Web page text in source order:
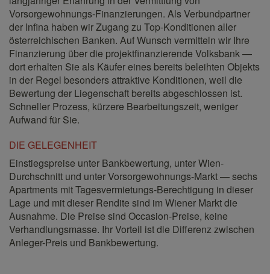
Vorsorgewohnungs-Finanzierungen. Als Verbundpartner
der Infina haben wir Zugang zu Top-Konditionen aller
österreichischen Banken. Auf Wunsch vermitteln wir Ihre
Finanzierung über die projektfinanzierende Volksbank —
dort erhalten Sie als Käufer eines bereits beleihten Objekts
in der Regel besonders attraktive Konditionen, weil die
Bewertung der Liegenschaft bereits abgeschlossen ist.
Schneller Prozess, kürzere Bearbeitungszeit, weniger
Aufwand für Sie.
DIE GELEGENHEIT
Einstiegspreise unter Bankbewertung, unter Wien-
Durchschnitt und unter Vorsorgewohnungs-Markt — sechs
Apartments mit Tagesvermietungs-Berechtigung in dieser
Lage und mit dieser Rendite sind im Wiener Markt die
Ausnahme. Die Preise sind Occasion-Preise, keine
Verhandlungsmasse. Ihr Vorteil ist die Differenz zwischen
Anleger-Preis und Bankbewertung.